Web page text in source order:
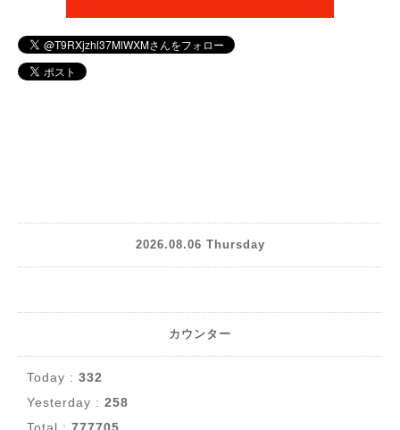
2026.08.06 Thursday
カウンター
Today : 332
Yesterday : 258
Total : 777705